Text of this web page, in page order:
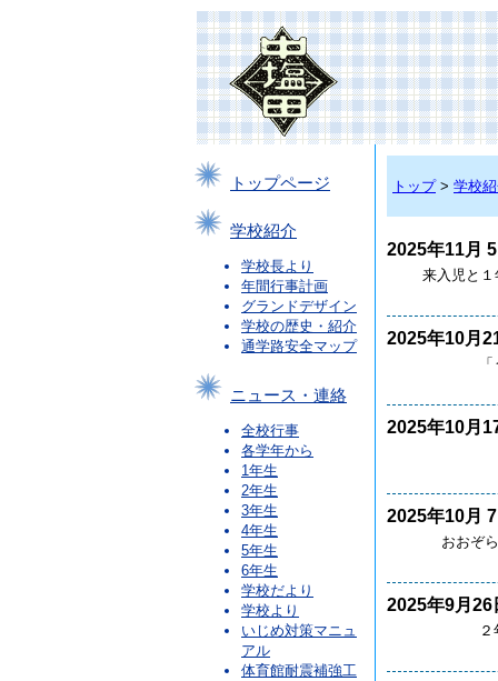
トップページ
学校紹介
学校長より
年間行事計画
グランドデザイン
学校の歴史・紹介
通学路安全マップ
ニュース・連絡
全校行事
各学年から
1年生
2年生
3年生
4年生
5年生
6年生
学校だより
学校より
いじめ対策マニュ
アル
体育館耐震補強工
トップ> 学校
2025年11月
来入児と１
2025年10月
「うえだ
2025年10月
2025年10月
おおぞら・
2025年9月
２年生の